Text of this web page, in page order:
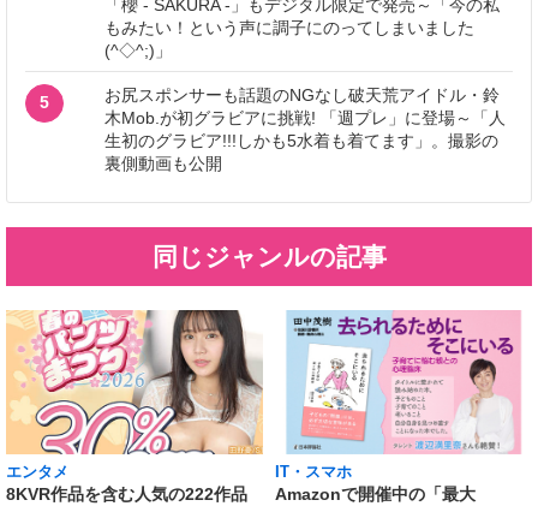
「櫻 - SAKURA -」もデジタル限定で発売～「今の私
もみたい！という声に調子にのってしまいました
(^◇^;)」
5
お尻スポンサーも話題のNGなし破天荒アイドル・鈴
木Mob.が初グラビアに挑戦! 「週プレ」に登場～「人
生初のグラビア!!!しかも5水着も着てます」。撮影の
裏側動画も公開
同じジャンルの記事
エンタメ
8KVR作品を含む人気の222作品
IT・スマホ
Amazonで開催中の「最大